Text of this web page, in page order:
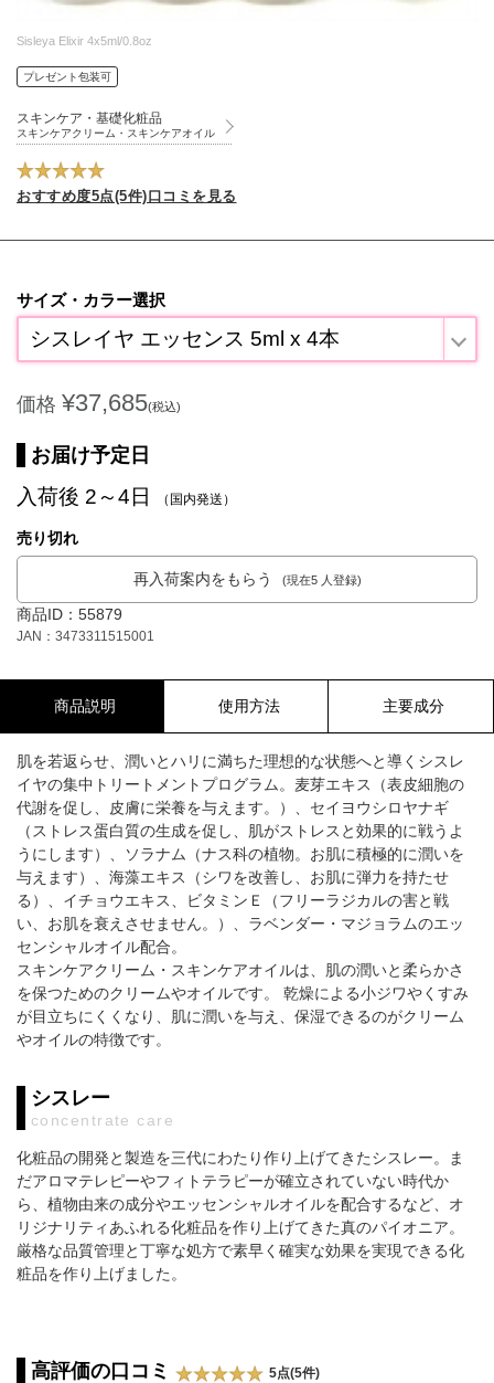
Sisleya Elixir 4x5ml/0.8oz
プレゼント包装可
スキンケア・基礎化粧品
スキンケアクリーム・スキンケアオイル
おすすめ度5点(5件)口コミを見る
サイズ・カラー選択
シスレイヤ エッセンス 5ml x 4本
価格 ¥37,685(税込)
お届け予定日
入荷後 2～4日 （国内発送）
売り切れ
再入荷案内をもらう (現在5 人登録)
商品ID：55879
JAN：3473311515001
商品説明 使用方法 主要成分
肌を若返らせ、潤いとハリに満ちた理想的な状態へと導くシスレ
イヤの集中トリートメントプログラム。麦芽エキス（表皮細胞の
代謝を促し、皮膚に栄養を与えます。）、セイヨウシロヤナギ
（ストレス蛋白質の生成を促し、肌がストレスと効果的に戦うよ
うにします）、ソラナム（ナス科の植物。お肌に積極的に潤いを
与えます）、海藻エキス（シワを改善し、お肌に弾力を持たせ
る）、イチョウエキス、ビタミンＥ（フリーラジカルの害と戦
い、お肌を衰えさせません。）、ラベンダー・マジョラムのエッ
センシャルオイル配合。
スキンケアクリーム・スキンケアオイルは、肌の潤いと柔らかさ
を保つためのクリームやオイルです。 乾燥による小ジワやくすみ
が目立ちにくくなり、肌に潤いを与え、保湿できるのがクリーム
やオイルの特徴です。
シスレー
concentrate care
化粧品の開発と製造を三代にわたり作り上げてきたシスレー。ま
だアロマテレピーやフィトテラピーが確立されていない時代か
ら、植物由来の成分やエッセンシャルオイルを配合するなど、オ
リジナリティあふれる化粧品を作り上げてきた真のパイオニア。
厳格な品質管理と丁寧な処方で素早く確実な効果を実現できる化
粧品を作り上げました。
高評価の口コミ 5点(5件)